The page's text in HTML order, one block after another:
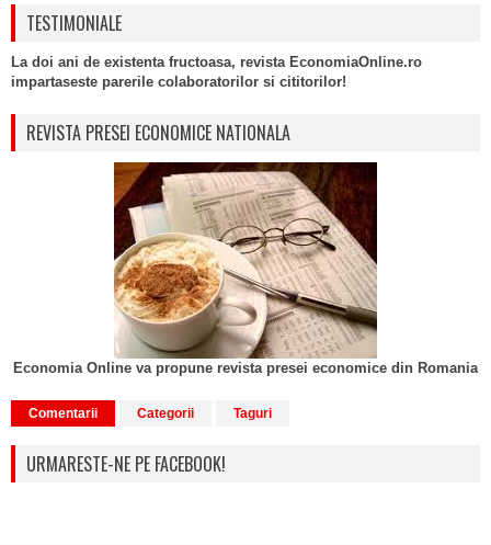
TESTIMONIALE
La doi ani de existenta fructoasa, revista EconomiaOnline.ro
impartaseste parerile colaboratorilor si cititorilor!
REVISTA PRESEI ECONOMICE NATIONALA
Economia Online va propune revista presei economice din Romania
Comentarii Categorii Taguri
URMARESTE-NE PE FACEBOOK!